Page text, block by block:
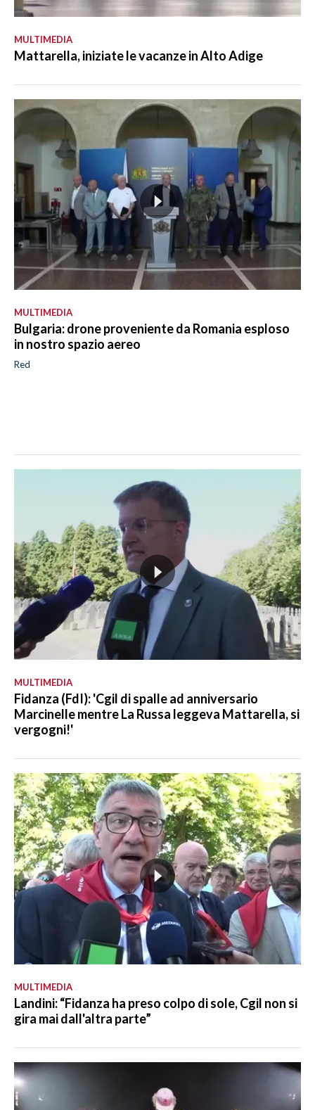
MULTIMEDIA
Mattarella, iniziate le vacanze in Alto Adige
MULTIMEDIA
Bulgaria: drone proveniente da Romania esploso
in nostro spazio aereo
Red
MULTIMEDIA
Fidanza (FdI): 'Cgil di spalle ad anniversario
Marcinelle mentre La Russa leggeva Mattarella, si
vergogni!'
MULTIMEDIA
Landini: “Fidanza ha preso colpo di sole, Cgil non si
gira mai dall'altra parte”